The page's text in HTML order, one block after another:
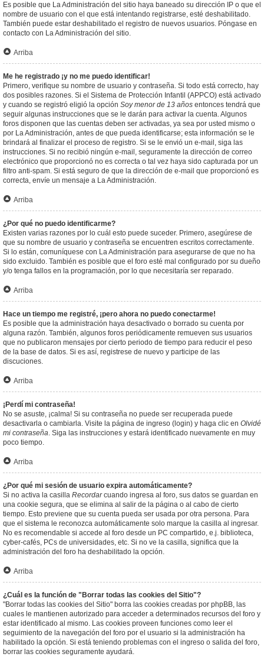
Es posible que La Administración del sitio haya baneado su dirección IP o que el
nombre de usuario con el que está intentando registrarse, esté deshabilitado.
También puede estar deshabilitado el registro de nuevos usuarios. Póngase en
contacto con La Administración del sitio.
Arriba
Me he registrado ¡y no me puedo identificar!
Primero, verifique su nombre de usuario y contraseña. Si todo está correcto, hay
dos posibles razones. Si el Sistema de Protección Infantil (APPCO) está activado
y cuando se registró eligió la opción Soy menor de 13 años entonces tendrá que
seguir algunas instrucciones que se le darán para activar la cuenta. Algunos
foros disponen que las cuentas deben ser activadas, ya sea por usted mismo o
por La Administración, antes de que pueda identificarse; esta información se le
brindará al finalizar el proceso de registro. Si se le envió un e-mail, siga las
instrucciones. Si no recibió ningún e-mail, seguramente la dirección de correo
electrónico que proporcionó no es correcta o tal vez haya sido capturada por un
filtro anti-spam. Si está seguro de que la dirección de e-mail que proporcionó es
correcta, envíe un mensaje a La Administración.
Arriba
¿Por qué no puedo identificarme?
Existen varias razones por lo cuál esto puede suceder. Primero, asegúrese de
que su nombre de usuario y contraseña se encuentren escritos correctamente.
Si lo están, comuníquese con La Administración para asegurarse de que no ha
sido excluido. También es posible que el foro esté mal configurado por su dueño
y/o tenga fallos en la programación, por lo que necesitaría ser reparado.
Arriba
Hace un tiempo me registré, ¡pero ahora no puedo conectarme!
Es posible que la administración haya desactivado o borrado su cuenta por
alguna razón. También, algunos foros periódicamente remueven sus usuarios
que no publicaron mensajes por cierto periodo de tiempo para reducir el peso
de la base de datos. Si es así, registrese de nuevo y participe de las
discuciones.
Arriba
¡Perdí mi contraseña!
No se asuste, ¡calma! Si su contraseña no puede ser recuperada puede
desactivarla o cambiarla. Visite la página de ingreso (login) y haga clic en Olvidé
mi contraseña. Siga las instrucciones y estará identificado nuevamente en muy
poco tiempo.
Arriba
¿Por qué mi sesión de usuario expira automáticamente?
Si no activa la casilla Recordarcuando ingresa al foro, sus datos se guardan en
una cookie segura, que se elimina al salir de la página o al cabo de cierto
tiempo. Esto previene que su cuenta pueda ser usada por otra persona. Para
que el sistema le reconozca automáticamente solo marque la casilla al ingresar.
No es recomendable si accede al foro desde un PC compartido, e.j. biblioteca,
cyber-cafés, PCs de universidades, etc. Si no ve la casilla, significa que la
administración del foro ha deshabilitado la opción.
Arriba
¿Cuál es la función de "Borrar todas las cookies del Sitio"?
"Borrar todas las cookies del Sitio" borra las cookies creadas por phpBB, las
cuales le mantienen autorizado para acceder a determinados recursos del foro y
estar identificado al mismo. Las cookies proveen funciones como leer el
seguimiento de la navegación del foro por el usuario si la administración ha
habilitado la opción. Si está teniendo problemas con el ingreso o salida del foro,
borrar las cookies seguramente ayudará.